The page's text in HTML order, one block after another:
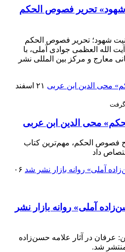
شهود» تحریر فصوص الحکم
شهود؛ تحریر فصوص الحکم
الله العظمی جوادی آملی، با
معارج و مرکز بین المللی نشر
۲۱ اسفند
محی الدین ابن عربی
فصوص الحکم، مهم‌ترین کتاب
داد
۰۶
آملی» روانه بازار نشر
عرفان در آثار علامه حسن‌زاده
منتشر شد.